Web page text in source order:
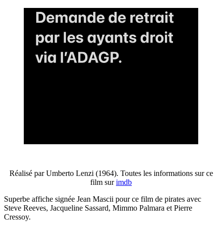
Réalisé par Umberto Lenzi (1964). Toutes les informations sur ce
film surimdb
Superbe affiche signée Jean Mascii pour ce film de pirates avec
Steve Reeves, Jacqueline Sassard, Mimmo Palmara et Pierre
Cressoy.